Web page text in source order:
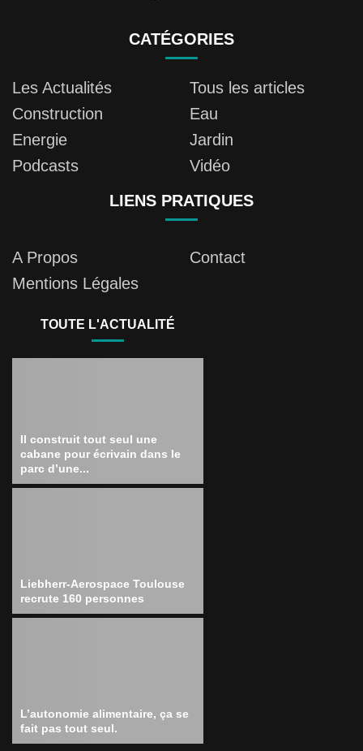
CATÉGORIES
Les Actualités
Tous les articles
Construction
Eau
Energie
Jardin
Podcasts
Vidéo
LIENS PRATIQUES
A Propos
Contact
Mentions Légales
TOUTE L'ACTUALITÉ
Il construit tout seul une
cabane pour écrivain dans le
parc d’une...
Liebherr-Aerospace Toulouse
recrute 160 personnes
L’autonomie alimentaire, ça se
fait pas tout seul.